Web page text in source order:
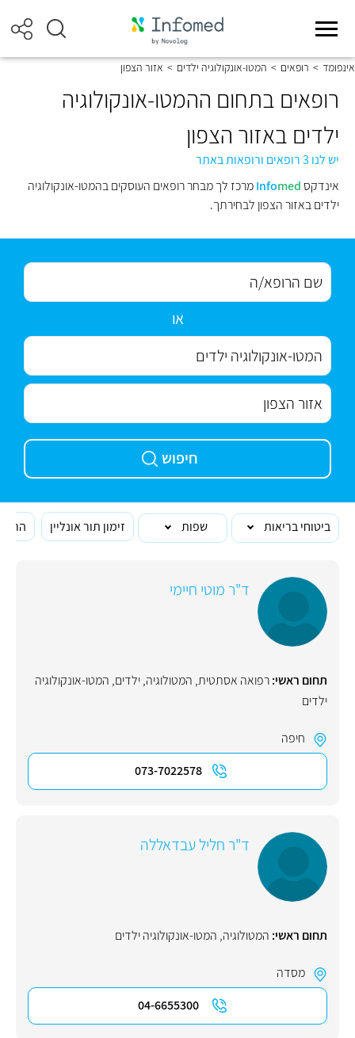
אינפומד > רופאים > המטו-אונקולוגיה ילדים > אזור הצפון
רופאים בתחום ההמטו-אונקולוגיה
ילדים באזור הצפון
יש לנו 3 רופאים ורופאות באתר
אינדקס
Infomed
מרכז לך מבחר רופאים העוסקים בהמטו-אונקולוגיה
ילדים באזור הצפון לבחירתך.
או
חיפוש
ביטוחי בריאות שפות זימון תור אונליין
ד"ר מוטי חיימי
תחום ראשי:רפואה אסתטית, המטולוגיה,ילדים, המטו-אונקולוגיה
ילדים
חיפה
073-7022578
ד"ר חליל עבדאללה
תחום ראשי: המטולוגיה, המטו-אונקולוגיה ילדים
מסדה
04-6655300